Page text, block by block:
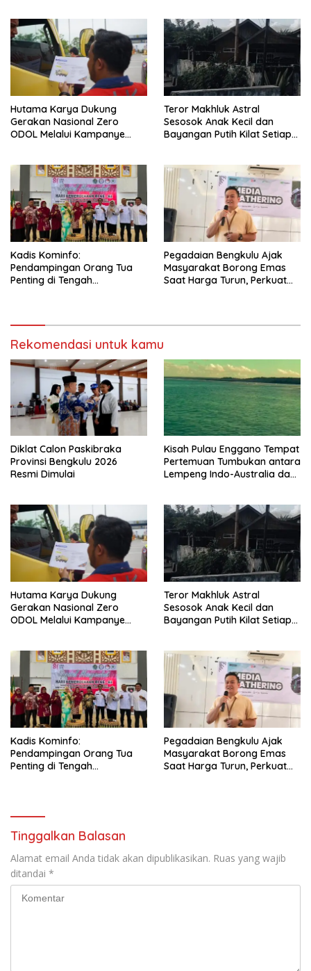
Terjadi Pelepasan Energi
Mendadak Potensi Gempa
8.4 SR dan Picu Tsunami 15
Meter
Hutama Karya Dukung
Gerakan Nasional Zero
ODOL Melalui Kampanye
Teror Makhluk Astral
Sesosok Anak Kecil dan
Bayangan Putih Kilat Setiap
Kadis Kominfo:
Pendampingan Orang Tua
Penting di Tengah
Pegadaian Bengkulu Ajak
Masyarakat Borong Emas
Saat Harga Turun, Perkuat
Rekomendasi untuk kamu
Diklat Calon Paskibraka
Provinsi Bengkulu 2026
Resmi Dimulai
Kisah Pulau Enggano Tempat
Pertemuan Tumbukan antara
Lempeng Indo-Australia dan
Terjadi Pelepasan Energi
Mendadak Potensi Gempa
8.4 SR dan Picu Tsunami 15
Meter
Hutama Karya Dukung
Gerakan Nasional Zero
ODOL Melalui Kampanye
Teror Makhluk Astral
Sesosok Anak Kecil dan
Bayangan Putih Kilat Setiap
Kadis Kominfo:
Pendampingan Orang Tua
Penting di Tengah
Pegadaian Bengkulu Ajak
Masyarakat Borong Emas
Saat Harga Turun, Perkuat
Tinggalkan Balasan
Alamat email Anda tidak akan dipublikasikan. Ruas yang wajib
ditandai *